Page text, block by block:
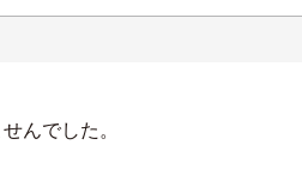
スカーフ・マフラー
コート・上着
小物・筆記
バッグ＆ポーチ
財布
腕時計
サングラス、ゴーグル
アロマ＆フレグランス
帽子
靴
ベルト
ネクタイ
アパレル
ベビー用品
靴下・下着
アクセサリ
ペット用品
ギフトラッピング
その他
ALEXANDRE DE PARIS
BRIEFING FONDATION LOUIS VUITTON
CANADA GOOSE
UGG
Stefano Corsini
CAPE HORN
ZANELLATO
IL BISONTE
Vivienne Westwood
GIANNI CHIARINI
CARBOTTI
THENORTHFACE
Advisor
Kahler
Arabia
PATOU
Mackage
Satellite
Carhartt
Banyan's Visa Bay
CUTTER&BUCK
MARKET
PHARMACY
MC2 SAINT
GIORGIO ARMANI
STONEISLAND
YUZEFI
J&M DAVIDSON
Vivienne Westwood
14BROS
STAMERRA
SEE BY CHLOE
PENDLETON
OPENING CEREMONY
MSGM
LACOSTE
Kiton
KAPPA GOLF
HYDROGEN
本間ゴルフ
GOLDEN GOOSE
FRED PERRY
EA7
DROLE DE MONSIEUR
CULTI
Conklin
BUNNIES BY THE BAY
BRUNELLO CUCINELLI
Brioni
BROOKLYN HAT
AVentiQuattrore
ARMANI EXCHANGEADIDAS BY STELLA MCCARTNEY
APEDE MOD
VALEXTRA
MM6
MAISON KITSUNE
ISABEL MARANT
Sara Burglar
Zeus+Dione
Alexander McQueen
MaxMara
Maison Margiela
NIKE
ROLEX
AMI PARIS
JIL SANDER
TOD's
OFF-WHITE
Chloé
MARNI
STELLA MCCARTNEY
CELINE
Karl Lagerfeld
MOOSE KNUCKLES
CANADA GOOSE COMME des GARÇONS
BALMAIN
KENZO
TOM FORD
LOEWE
USED
Dr.Martens
GREGORY
TOMMY HILFIGER
CHARLES JOURDAN
MISSONI
VERSACE
LANVAN
Lunaria Cashmere
WOOLRICH
Côte&Ciel
MONTECORE
MONCLER
MARIMEKKO
DIOR
MIUMIU
Ray-Ban
POLICE
LAVENHAM
VALENTINO
IL BISONTE
HUGO BOSS
TATRAS
Le Sport sac
GOYARD
GIVENCHY
FRANKIE MORELLO
BORGIOLI
GHERARDINI
MARC JACOBS
OUTLET
TORY BURCH
DUVETICA
GLENROYAL
BVLGARI
BURBERRY
BERLUTI
BOTTEGA VENETA
BALENCIAGA
RALPH LAUREN
PRIMA CLASSE
PRADA
Paul Smith
MICHAEL KORS
LONGCHAMP
JIMMY CHOO
JACK SPADE
Jacques Britt
GUCCI
FURLA
FERRAGAMO
FENDI
FELISI
DUNHILL
DOLCE&GABBANA
DIESEL
Di Giorgio
COACH
Christian Louboutin
CALVIN KLEIN
BALLY
CADINI
FEILER
BARK
MCM
Saint Laurent
Orobianco
EMPORIO ARMANI
HERMES
CHANEL
LOUIS VUITTON
んでした。